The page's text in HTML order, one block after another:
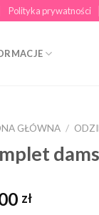
Polityka prywatności
GŁÓWNA /
zł